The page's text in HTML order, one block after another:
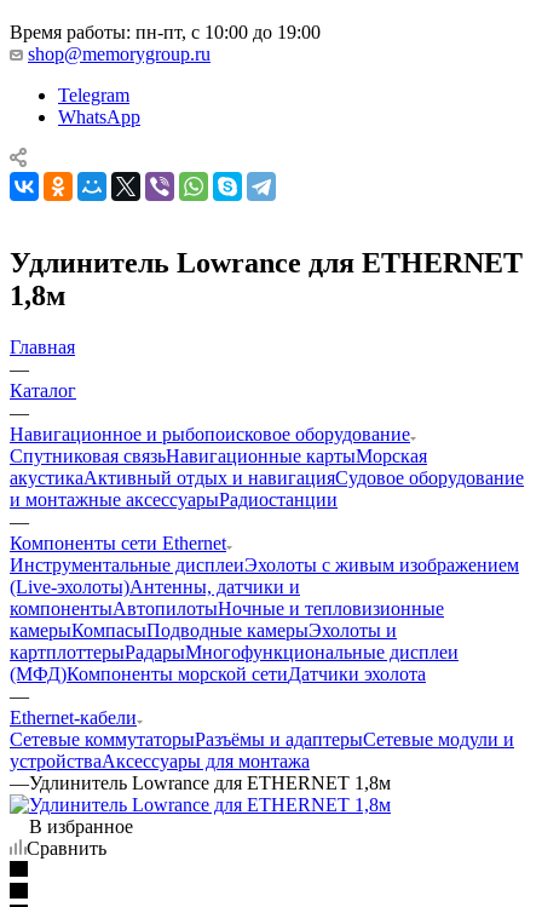
Время работы: пн-пт, с 10:00 до 19:00
shop@memorygroup.ru
Telegram
WhatsApp
Удлинитель Lowrance для ETHERNET
1,8м
Главная
—
Каталог
—
Навигационное и рыбопоисковое оборудование
Спутниковая связьНавигационные картыМорская
акустикаАктивный отдых и навигацияСудовое оборудование
и монтажные аксессуарыРадиостанции
—
Компоненты сети Ethernet
Инструментальные дисплеиЭхолоты с живым изображением
(Live-эхолоты)Антенны, датчики и
компонентыАвтопилотыНочные и тепловизионные
камерыКомпасыПодводные камерыЭхолоты и
картплоттерыРадарыМногофункциональные дисплеи
(МФД)Компоненты морской сетиДатчики эхолота
—
Ethernet-кабели
Сетевые коммутаторыРазъёмы и адаптерыСетевые модули и
устройстваАксессуары для монтажа
—Удлинитель Lowrance для ETHERNET 1,8м
В избранное
Сравнить